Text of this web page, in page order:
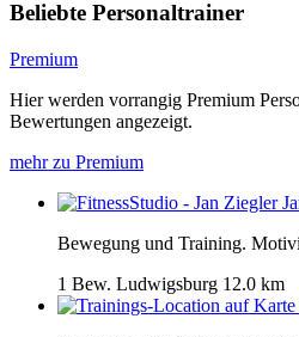
Beliebte Personaltrainer
Premium
Hier werden vorrangig Premium
Bewertungen angezeigt.
mehr zu Premium
Bewegung und Training.
1 Bew. Ludwigsburg 12.0 km